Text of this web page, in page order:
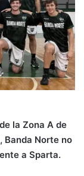
la Zona A de
Banda Norte no
a Sparta.